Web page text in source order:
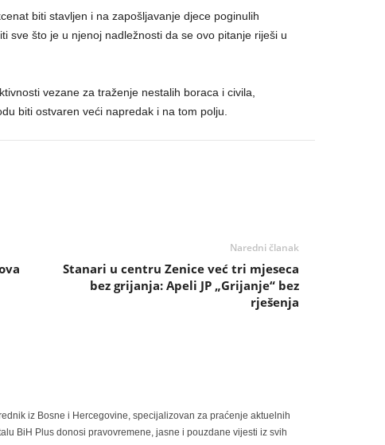
biti stavljen i na zapošljavanje djece poginulih
sve što je u njenoj nadležnosti da se ovo pitanje riješi u
vezane za traženje nestalih boraca i civila,
biti ostvaren veći napredak i na tom polju.
Naredni članak
Stanari u centru Zenice već tri mjeseca
bez grijanja: Apeli JP „Grijanje“ bez
rješenja
iz Bosne i Hercegovine, specijalizovan za praćenje aktuelnih
BiH Plus donosi pravovremene, jasne i pouzdane vijesti iz svih